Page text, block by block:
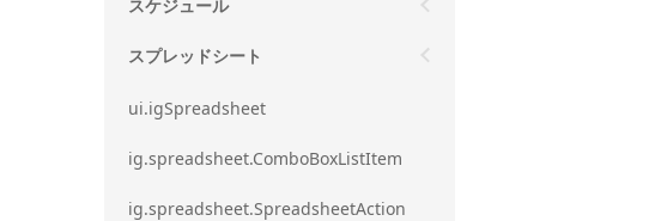
スケジュール
スプレッドシート
ui.igSpreadsheet
ig.spreadsheet.ComboBoxListItem
ig.spreadsheet.SpreadsheetAction